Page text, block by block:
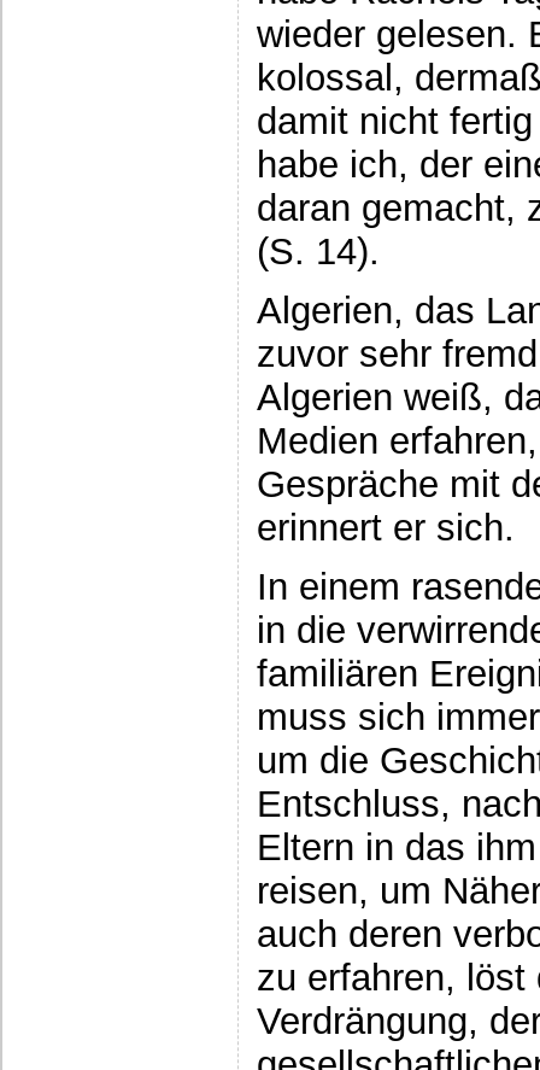
wieder gelesen.
kolossal,
damit nicht
habe ich, der
daran gemacht,
(S. 14).
Algerien, das
zuvor sehr
Algerien weiß,
Medien
Gespräche mit
erinnert er sich.
In einem
in die
familiären
muss sich
um die
Entschluss,
Eltern in das
reisen, um
auch deren
zu erfahren,
Verdrängung,